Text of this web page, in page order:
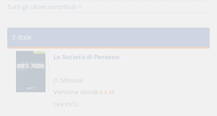
Tutti gli ultimi contributi >
E-Book
Le Società di Persone
D. Minussi
Versione ebook € 5,99
(iva incl.)